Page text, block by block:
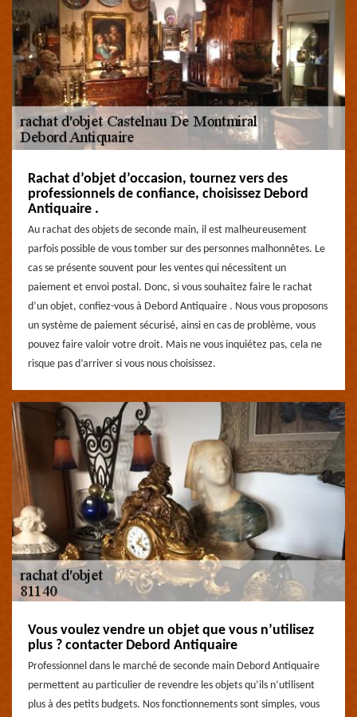
Rachat d’objet d’occasion, tournez vers des
professionnels de confiance, choisissez Debord
Antiquaire .
Au rachat des objets de seconde main, il est malheureusement
parfois possible de vous tomber sur des personnes malhonnêtes. Le
cas se présente souvent pour les ventes qui nécessitent un
paiement et envoi postal. Donc, si vous souhaitez faire le rachat
d’un objet, confiez-vous à Debord Antiquaire . Nous vous proposons
un système de paiement sécurisé, ainsi en cas de problème, vous
pouvez faire valoir votre droit. Mais ne vous inquiétez pas, cela ne
risque pas d’arriver si vous nous choisissez.
Vous voulez vendre un objet que vous n’utilisez
plus ? contacter Debord Antiquaire
Professionnel dans le marché de seconde main Debord Antiquaire
permettent au particulier de revendre les objets qu’ils n’utilisent
plus à des petits budgets. Nos fonctionnements sont simples, vous